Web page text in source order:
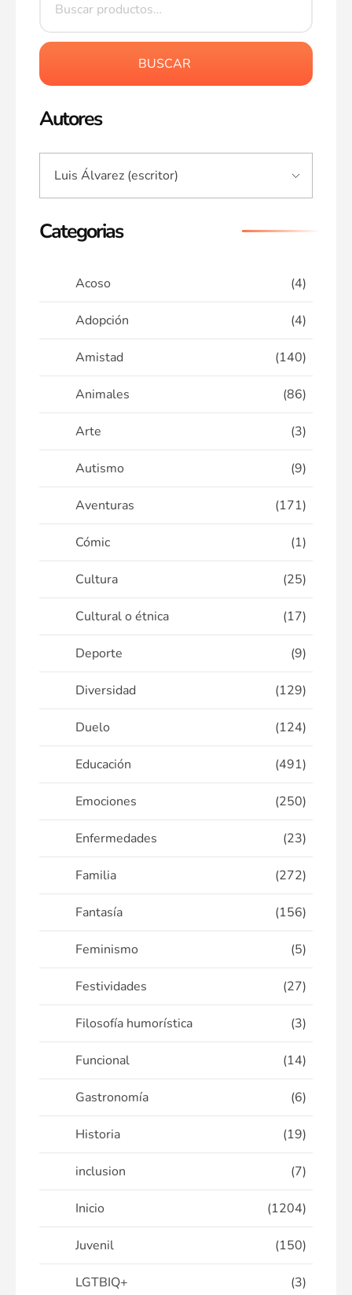
BUSCAR
Autores
Categorias
Acoso (4)
Adopción (4)
Amistad (140)
Animales (86)
Arte (3)
Autismo (9)
Aventuras (171)
Cómic (1)
Cultura (25)
Cultural o étnica (17)
Deporte (9)
Diversidad (129)
Duelo (124)
Educación (491)
Emociones (250)
Enfermedades (23)
Familia (272)
Fantasía (156)
Feminismo (5)
Festividades (27)
Filosofía humorística (3)
Funcional (14)
Gastronomía (6)
Historia (19)
inclusion (7)
Inicio (1204)
Juvenil (150)
LGTBIQ+ (3)